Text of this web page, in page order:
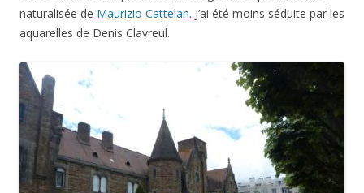
naturalisée de Maurizio Cattelan. J’ai été moins séduite par les
aquarelles de Denis Clavreul.